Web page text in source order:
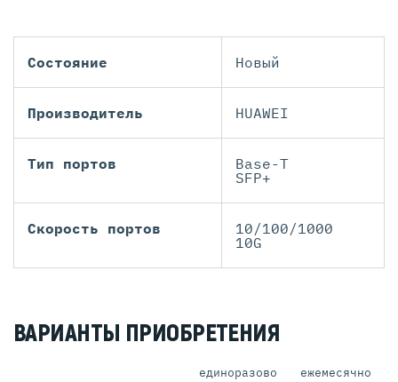
Состояние Новый
Производитель HUAWEI
Тип портов
Base-T
SFP+
Скорость портов
10/100/1000
10G
ВАРИАНТЫ ПРИОБРЕТЕНИЯ
единоразово ежемесячно